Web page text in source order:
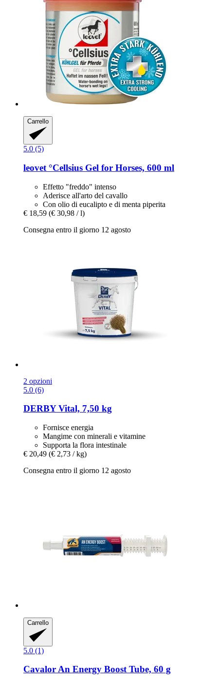
Carrello
5.0 (5)
leovet °Cellsius Gel for Horses, 600 ml
Effetto "freddo" intenso
Aderisce all'arto del cavallo
Con olio di eucalipto e di menta piperita
€ 18,59 (€ 30,98 / l)
Consegna entro il giorno 12 agosto
2 opzioni
5.0 (6)
DERBYVital, 7,50 kg
Fornisce energia
Mangime con minerali e vitamine
Supporta la flora intestinale
€ 20,49 (€ 2,73 / kg)
Consegna entro il giorno 12 agosto
Carrello
5.0 (1)
CavalorAn Energy Boost Tube, 60 g